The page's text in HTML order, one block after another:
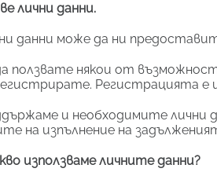
лични данни.
данни може да ни
ползвате някои от
Регистрацията е
и необходимите лични
на изпълнение на
използваме личните данни?